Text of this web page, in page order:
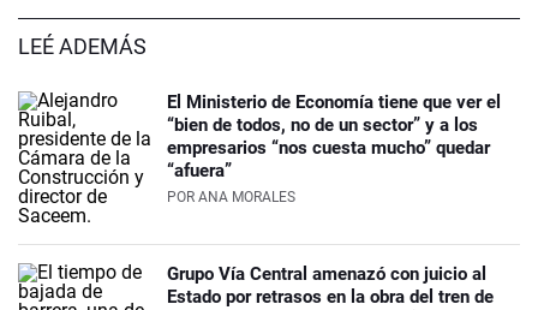
LEÉ ADEMÁS
El Ministerio de Economía tiene que ver el
“bien de todos, no de un sector” y a los
empresarios “nos cuesta mucho” quedar
“afuera”
POR ANA MORALES
Grupo Vía Central amenazó con juicio al
Estado por retrasos en la obra del tren de